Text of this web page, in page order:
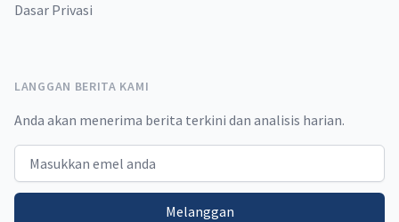
Dasar Privasi
LANGGAN BERITA KAMI
Anda akan menerima berita terkini dan analisis harian.
Email address
Melanggan